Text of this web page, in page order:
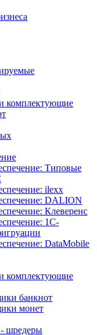
комплектующие
Типовые
ilexx
DALION
Клеверенс
1С-
DataMobile
комплектующие
банкнот
монет
шредеры